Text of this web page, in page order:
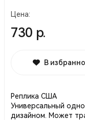
Цена:
730 р.
В
Реплика США
Универсальный
дизайном. Может